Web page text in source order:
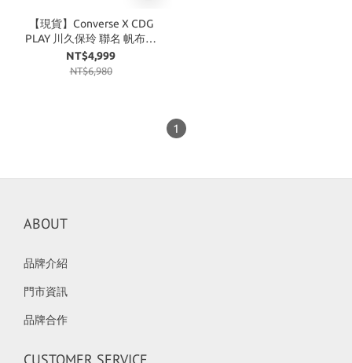
【現貨】Converse X CDG
PLAY 川久保玲 聯名 帆布鞋
匡威 低筒 黑愛心 灰 藍
NT$4,999
NT$6,980
1
ABOUT
品牌介紹
門市資訊
品牌合作